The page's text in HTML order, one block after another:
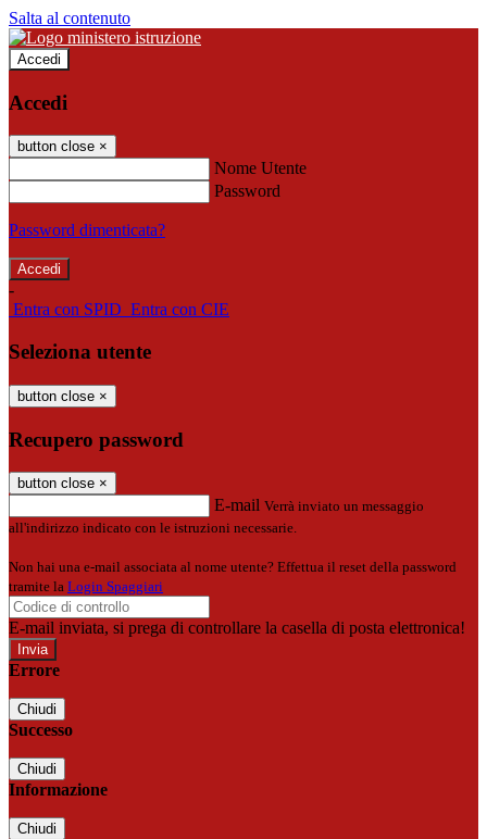
Salta al contenuto
Accedi
Accedi
button close ×
Nome Utente
Password
Password dimenticata?
-
Entra con SPID Entra con CIE
Seleziona utente
button close ×
Recupero password
button close ×
E-mail Verrà inviato un messaggio
all'indirizzo indicato con le istruzioni necessarie.
Non hai una e-mail associata al nome utente? Effettua il reset della password
tramite la Login Spaggiari
E-mail inviata, si prega di controllare la casella di posta elettronica!
Errore
Chiudi
Successo
Chiudi
Informazione
Chiudi